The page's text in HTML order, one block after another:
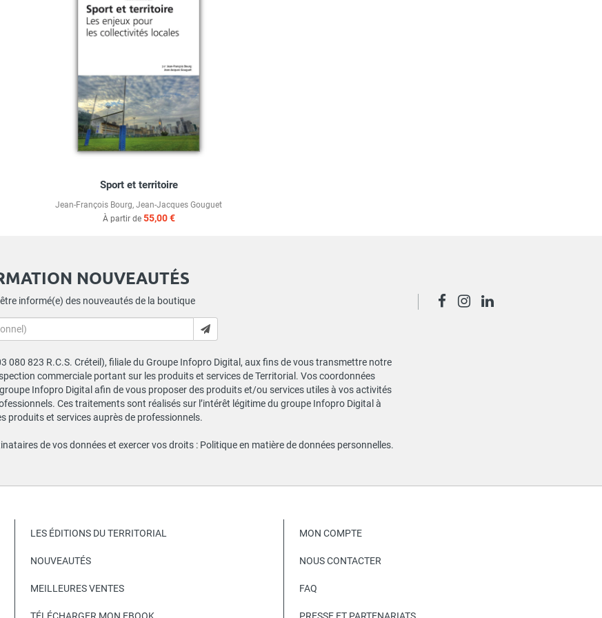
Sport et territoire
Jean-François Bourg, Jean-Jacques Gouguet
À partir de 55,00 €
NOUVEAUTÉS
informé(e) des nouveautés de la boutique
080 823 R.C.S. Créteil), filiale du Groupe Infopro Digital, aux fins de vous transmettre notre
commerciale portant sur les produits et services de Territorial. Vos coordonnées
Infopro Digital afin de vous proposer des produits et/ou services utiles à vos activités
Ces traitements sont réalisés sur l’intérêt légitime du groupe Infopro Digital à
produits et services auprès de professionnels.
de vos données et exercer vos droits : Politique en matière de données personnelles.
LES ÉDITIONS DU TERRITORIAL
NOUVEAUTÉS
MEILLEURES VENTES
MON COMPTE
NOUS CONTACTER
FAQ